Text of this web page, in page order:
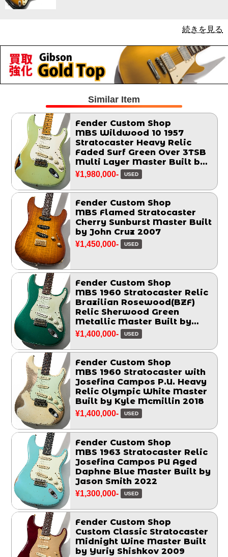
続きを見る
Similar Item
Fender Custom Shop
MBS Wildwood 10 1957
Stratocaster Heavy Relic
Faded Surf Green Over 3TSB
Multi Layer Master Built by
John Cruz 2014
¥1,980,000- USED
Fender Custom Shop
MBS Flamed Stratocaster
Cherry Sunburst Master Built
by John Cruz 2007
¥1,450,000- USED
Fender Custom Shop
MBS 1960 Stratocaster Relic
Brazilian Rosewood(BZF)
Relic Sherwood Green
Metallic Master Built by
Chris Fleming 2006
¥1,400,000- USED
Fender Custom Shop
MBS 1960 Stratocaster with
Josefina Campos P.U. Heavy
Relic Olympic White Master
Built by Kyle Mcmillin 2018
¥1,400,000- USED
Fender Custom Shop
MBS 1963 Stratocaster Relic
Josefina Campos PU Aged
Daphne Blue Master Built by
Jason Smith 2022
¥1,300,000- USED
Fender Custom Shop
Custom Classic Stratocaster
Midnight Wine Master Built
by Yuriy Shishkov 2009